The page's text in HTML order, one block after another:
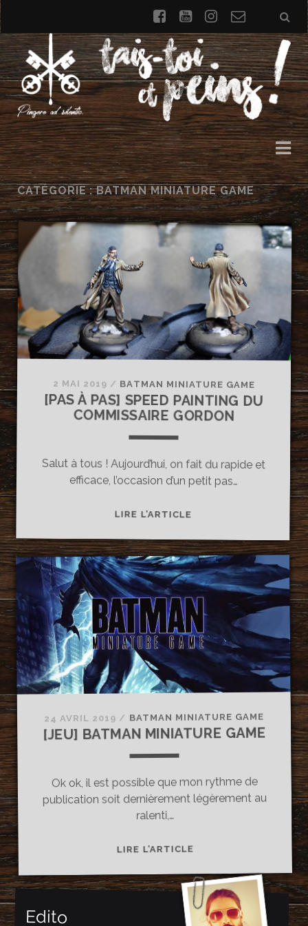
facebookyoutubeinstagram
de
contact
CATÉGORIE : BATMAN MINIATURE GAME
2 MAI 2019 / BATMAN MINIATURE GAME
[PAS À PAS] SPEED PAINTING DU
COMMISSAIRE GORDON
Salut à tous ! Aujourd’hui, on fait du rapide et
efficace, l’occasion d’un petit pas…
LIRE L’ARTICLE[PAS
PAS]
SPEED
PAINTING
DU
COMMISSAIRE
GORDON
24 AVRIL 2019 / BATMAN MINIATURE GAME
[JEU] BATMAN MINIATURE GAME
Ok ok, il est possible que mon rythme de
publication soit dernièrement légèrement au
ralenti,…
LIRE L’ARTICLE[JEU]
MINIATURE
GAME
Edito